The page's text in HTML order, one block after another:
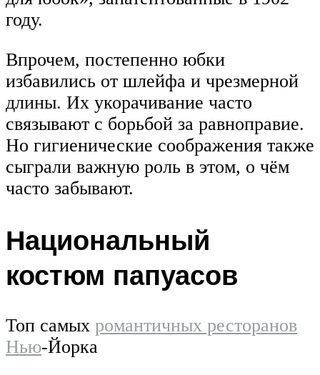
году.
Впрочем, постепенно юбки
избавились от шлейфа и чрезмерной
длины. Их укорачивание часто
связывают с борьбой за равноправие.
Но гигиенические соображения также
сыграли важную роль в этом, о чём
часто забывают.
Национальный
костюм папуасов
Топ самых романтичных ресторанов
Нью-Йорка